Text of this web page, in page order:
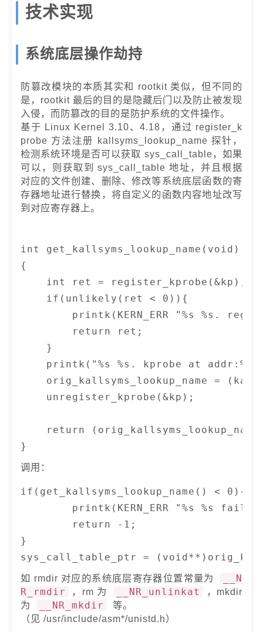
技术实现
系统底层操作劫持
防篡改模块的本质其实和 rootkit 类似，但不同的
是，rootkit 最后的目的是隐藏后门以及防止被发现
入侵，而防篡改的目的是防护系统的文件操作。
基于 Linux Kernel 3.10、4.18，通过 register_k
probe 方法注册 kallsyms_lookup_name 探针，
检测系统环境是否可以获取 sys_call_table，如果
可以，则获取到 sys_call_table 地址，并且根据
对应的文件创建、删除、修改等系统底层函数的寄
存器地址进行替换，将自定义的函数内容地址改写
到对应寄存器上。
int get_kallsyms_lookup_name(void)
{
    int ret = register_kprobe(&kp);
    if(unlikely(ret < 0)){
printk(KERN_ERR "%s %s.
        return ret;
    }
printk("%s %s. kprobe at
orig_kallsyms_lookup_name =
    unregister_kprobe(&kp);
return
调用：
if(get_kallsyms_lookup_name() < 0){
printk(KERN_ERR "%s %s
        return -1;
}
sys_call_table_ptr =
如 rmdir 对应的系统底层寄存器位置常量为
__N
R_rmdir
，rm 为 __NR_unlinkat
，mkdir
为
__NR_mkdir
等。
（见 /usr/include/asm*/unistd.h）